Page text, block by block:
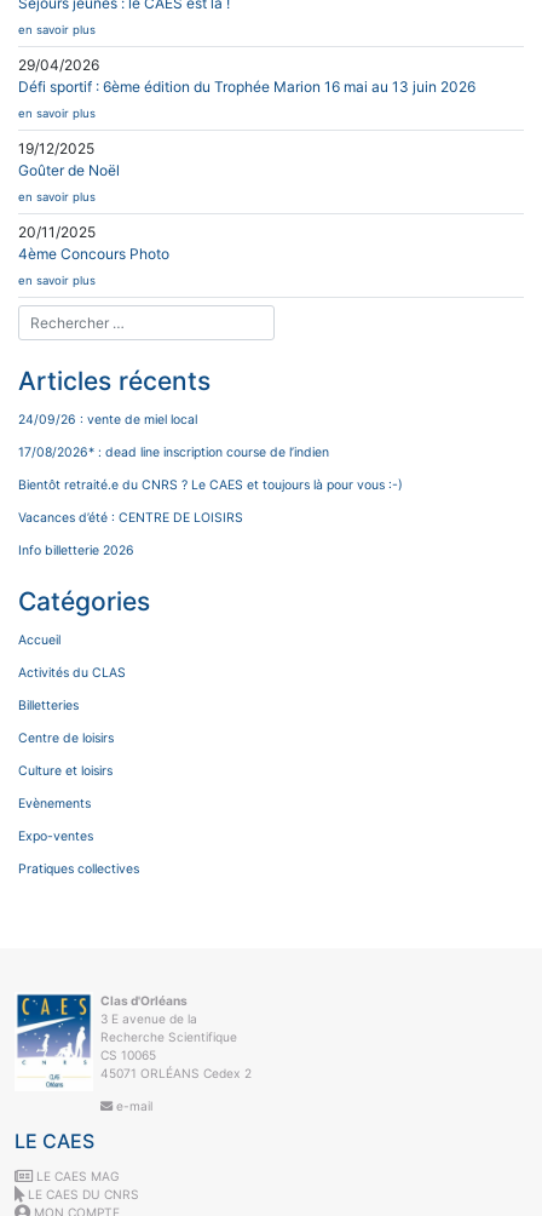
en savoir plus
29/04/2026
Défi sportif : 6ème édition du Trophée Marion 16 mai au 13 juin 2026
en savoir plus
19/12/2025
Goûter de Noël
en savoir plus
20/11/2025
4ème Concours Photo
en savoir plus
Articles récents
24/09/26 : vente de miel local
17/08/2026* : dead line inscription course de l’indien
Bientôt retraité.e du CNRS ? Le CAES et toujours là pour vous :-)
Vacances d’été : CENTRE DE LOISIRS
Info billetterie 2026
Catégories
Accueil
Activités du CLAS
Billetteries
Centre de loisirs
Culture et loisirs
Evènements
Expo-ventes
Pratiques collectives
Clas d'Orléans
3 E avenue de la
Recherche Scientifique
CS 10065
45071 ORLÉANS Cedex 2
e-mail
LE CAES
LE CAES MAG
LE CAES DU CNRS
MON COMPTE